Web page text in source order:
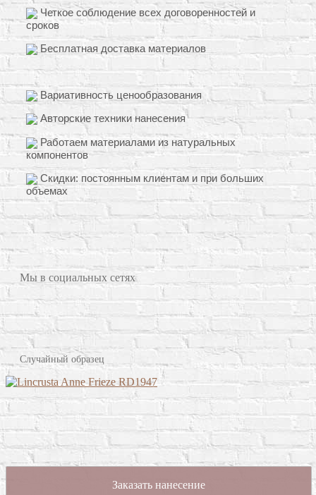
Четкое соблюдение всех договоренностей и
сроков
Бесплатная доставка материалов
Вариативность ценообразования
Авторские техники нанесения
Работаем материалами из натуральных
компонентов
Скидки: постоянным клиентам и при больших
объемах
Мы в социальных сетях
Случайный образец
Заказать нанесение